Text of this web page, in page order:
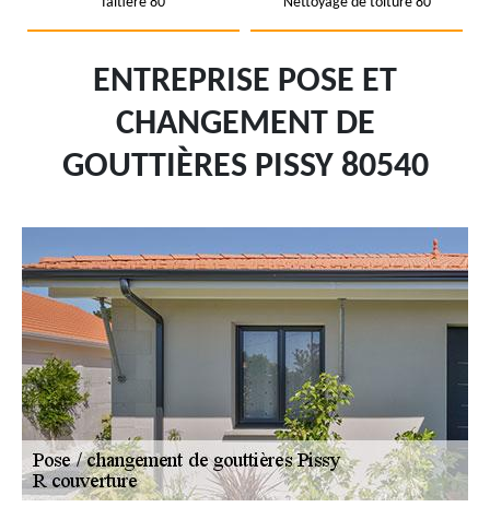
ENTREPRISE POSE ET
CHANGEMENT DE
GOUTTIÈRES PISSY 80540